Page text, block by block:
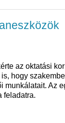
az oktatási
hogy
munkálatait. Az
feladatra.